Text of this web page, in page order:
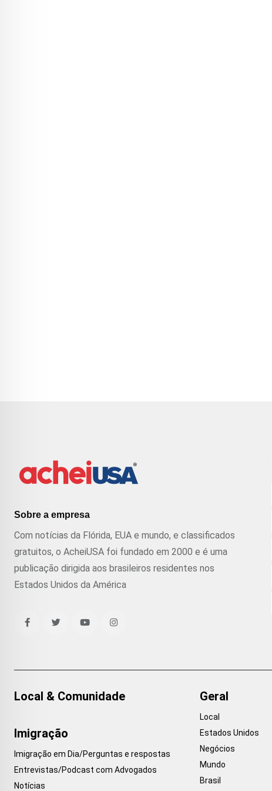
Sobre a empresa
Com notícias da Flórida, EUA e mundo, e classificados
gratuitos, o AcheiUSA foi fundado em 2000 e é uma
publicação dirigida aos brasileiros residentes nos
Estados Unidos da América
Local & Comunidade
Imigração
Imigração em Dia/Perguntas e respostas
Entrevistas/Podcast com Advogados
Notícias
Geral
Local
Estados Unidos
Negócios
Mundo
Brasil